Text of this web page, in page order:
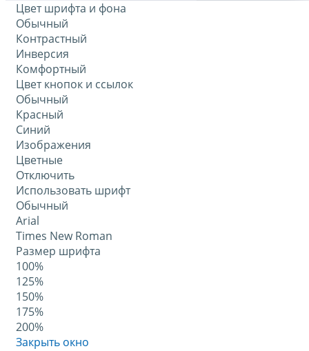
Цвет шрифта и фона
Обычный
Контрастный
Инверсия
Комфортный
Цвет кнопок и ссылок
Обычный
Красный
Синий
Изображения
Цветные
Отключить
Использовать шрифт
Обычный
Arial
Times New Roman
Размер шрифта
100%
125%
150%
175%
200%
Закрыть окно